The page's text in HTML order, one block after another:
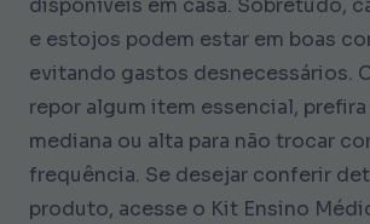
disponíveis em casa. Sobretudo,
e estojos podem estar em boas
evitando gastos desnecessários.
repor algum item essencial,
mediana ou alta para não trocar
frequência. Se desejar conferir
produto, acesse o Kit Ensino